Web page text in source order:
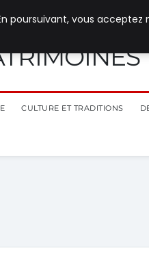
CULTURE ET TRADITIONS
poursuivant, vous acceptez